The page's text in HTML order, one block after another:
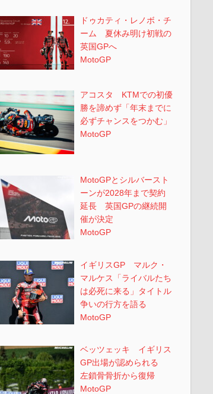
ドゥカティ・レノボ・チ
ーム 夏休み明け初戦の
英国GPへ
MotoGP
アコスタ KTMでの初優
勝を諦めず「年末までに
必ずチャンスをつかむ」
MotoGP
MotoGPとシルバースト
ーンが2028年まで契約
延長 英国GPの継続開
催が決定
MotoGP
イギリスGP マルク・
マルケス「ライバルたち
は必死に来る」タイトル
争いの行方を語る
MotoGP
ベッツェッキ イギリス
GP出場が認められる
左鎖骨骨折から復帰
MotoGP